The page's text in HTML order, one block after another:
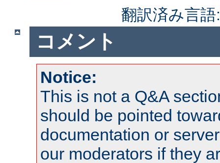
翻訳済み言
コメント
Notice:
This is not a Q&A
should be pointed
documentation or
our moderators if they